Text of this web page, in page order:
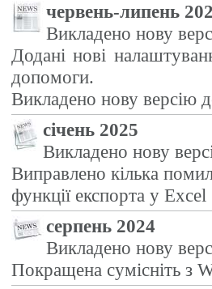
червень-липень
Викладено нову
Додані нові
допомоги.
Викладено нову версію
січень 2025
Викладено нову
Виправлено кілька
функції експорта у Excel
серпень 2024
Викладено нову
Покращена сумісніть з